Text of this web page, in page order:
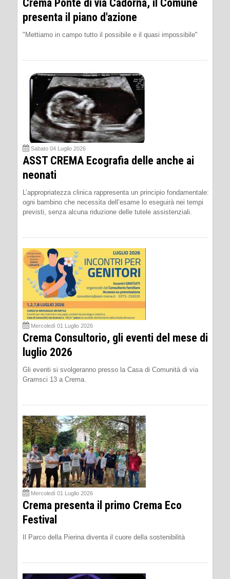
Crema Ponte di via Cadorna, il Comune
presenta il piano d'azione
"Mettiamo in campo tutto il possibile e il quasi impossibile"
Sabato 04 Luglio 2026
ASST CREMA Ecografia delle anche ai
neonati
L’appropriatezza clinica rappresenta un principio fondamentale:
ogni bambino che necessita dell’esame lo eseguirà nei tempi
previsti, senza alcuna riduzione delle tutele assistenziali.
Mercoledì 01 Luglio 2026
Crema Consultorio, gli eventi del mese di
luglio 2026
Gli eventi si svolgeranno presso la Casa di Comunità di via
Gramsci 13 a Crema.
Mercoledì 01 Luglio 2026
Crema presenta il primo Crema Eco
Festival
Il Parco della Pierina diventa il cuore della sostenibilità